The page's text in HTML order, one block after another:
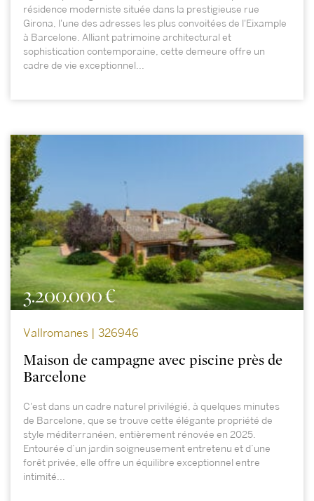
résidence moderniste située dans la prestigieuse rue
Girona, l'une des adresses les plus convoitées de l'Eixample
à Barcelone. Alliant patrimoine architectural et
sophistication contemporaine, cette demeure offre un
cadre de vie exceptionnel...
3.200.000 €
Vallromanes | 326946
Maison de campagne avec piscine près de
Barcelone
C'est dans un cadre naturel privilégié, à quelques minutes
de Barcelone, que se trouve cette élégante propriété de
style méditerranéen, entièrement rénovée en 2025.
Entourée d’un jardin soigneusement entretenu et d’une
forêt privée, elle offre un équilibre exceptionnel entre
intimité...